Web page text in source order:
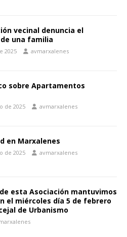
vecinal denuncia el
una familia
2025 avmarxalenes
sobre Apartamentos
de 2025 avmarxalenes
en Marxalenes
de 2025 avmarxalenes
esta Asociación mantuvimos
el miércoles día 5 de febrero
de Urbanismo